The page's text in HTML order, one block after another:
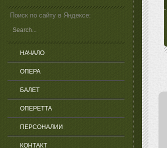
Поиск по сайту в Яндексе:
НАЧАЛО
ОПЕРА
БАЛЕТ
ОПЕРЕТТА
ПЕРСОНАЛИИ
КОНТАКТ